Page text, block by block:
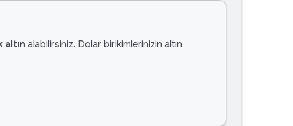
altın alabilirsiniz. Dolar birikimlerinizin altın